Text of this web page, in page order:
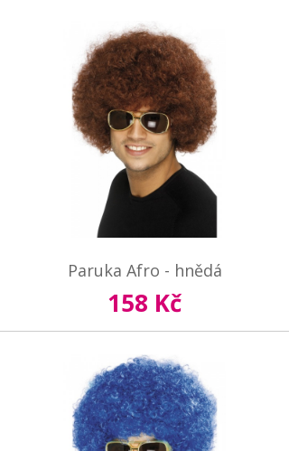
Paruka Afro - hnědá
158 Kč